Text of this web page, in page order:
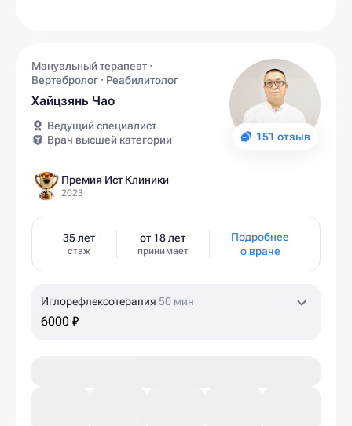
151 отзыв
Мануальный терапевт ·
Вертебролог · Реабилитолог
Хайцзянь Чао
Ведущий специалист
Врач высшей категории
Премия Ист Клиники
2023
35 лет
стаж
от 18 лет
принимает
Подробнее
о враче
Иглорефлексотерапия 50 мин
6000 ₽